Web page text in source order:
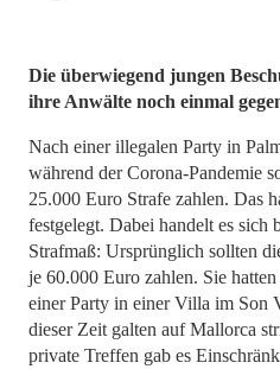
Die überwiegend jungen
ihre Anwälte noch einmal
Nach einer illegalen Party in
während der Corona-Pandemie
25.000 Euro Strafe zahlen. Das
festgelegt. Dabei handelt es sich
Strafmaß: Ursprünglich sollten
je 60.000 Euro zahlen. Sie
einer Party in einer Villa im Son
dieser Zeit galten auf Mallorca
private Treffen gab es